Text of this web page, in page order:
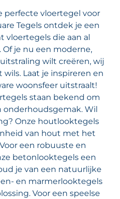
perfecte vloertegel voor
Tegels ontdek je een
die aan al
je nu een moderne,
wilt creëren, wij
Laat je inspireren en
woonsfeer uitstraalt!
staan bekend om
Wil
Onze houtlooktegels
van hout met het
een robuuste en
betonlooktegels een
je van een natuurlijke
en marmerlooktegels
Voor een speelse